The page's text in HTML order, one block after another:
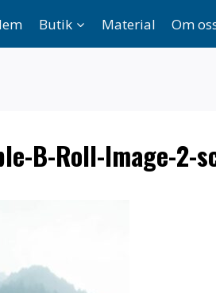
Butik Material Om
B-Roll-Image-2-